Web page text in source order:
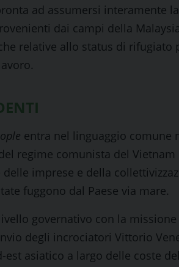
ad assumersi interamente
dai campi della
relative allo status di
entra nel linguaggio comune
regime comunista del Vietnam
delle imprese e della
fuggono dal Paese via mare.
livello governativo con la
degli incrociatori Vittorio
est asiatico a largo delle coste